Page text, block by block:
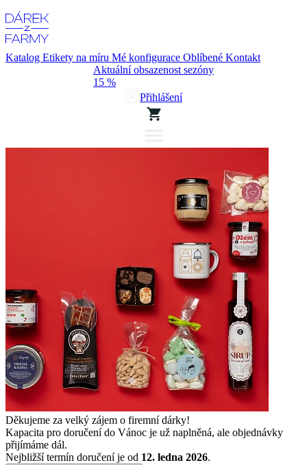
Katalog Etikety na míru Mé konfigurace Oblíbené Kontakt
Aktuální obsazenost sezóny
15 %
Přihlášení
Děkujeme za velký zájem o firemní dárky!
Kapacita pro doručení do Vánoc je už naplněná, ale objednávky
přijímáme dál.
Nejbližší termín doručení je od 12. ledna 2026.